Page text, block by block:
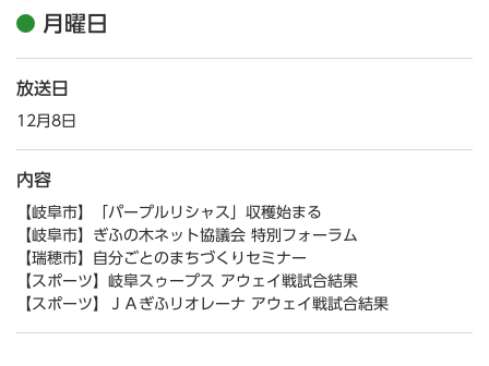
月曜日
放送日
12月8日
内容
【岐阜市】「パープルリシャス」収穫始まる
【岐阜市】ぎふの木ネット協議会 特別フォーラム
【瑞穂市】自分ごとのまちづくりセミナー
【スポーツ】岐阜スゥープス アウェイ戦試合結果
【スポーツ】ＪＡぎふリオレーナ アウェイ戦試合結果